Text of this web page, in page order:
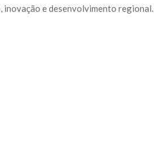
inovação e desenvolvimento regional.